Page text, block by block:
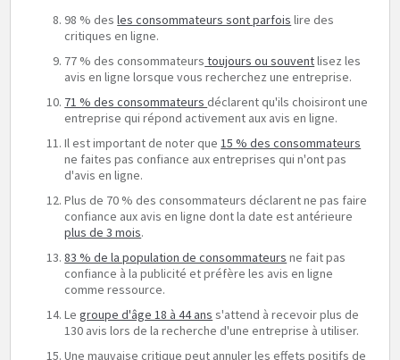
98 % desles consommateurs sont parfois lire des
critiques en ligne.
77 % des consommateurs toujours ou souventlisez les
avis en ligne lorsque vous recherchez une entreprise.
71 % des consommateursdéclarent qu'ils choisiront une
entreprise qui répond activement aux avis en ligne.
Il est important de noter que15 % des consommateurs
ne faites pas confiance aux entreprises qui n'ont pas
d'avis en ligne.
Plus de 70 % des consommateurs déclarent ne pas faire
confiance aux avis en ligne dont la date est antérieure
plus de 3 mois.
83 % de la population de consommateurs ne fait pas
confiance à la publicité et préfère les avis en ligne
comme ressource.
Legroupe d'âge 18 à 44 ans s'attend à recevoir plus de
130 avis lors de la recherche d'une entreprise à utiliser.
Une mauvaise critique peut annuler les effets positifs de